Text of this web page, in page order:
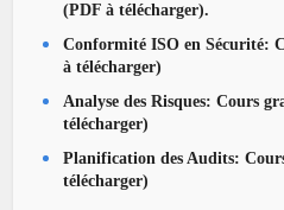
(PDF à télécharger).
Conformité ISO en Sécurité:
à télécharger)
Analyse des Risques: Cours
télécharger)
Planification des Audits:
télécharger)